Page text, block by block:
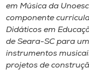
em Música da
componente
Didáticos em
de Seara-SC para
instrumentos
projetos de